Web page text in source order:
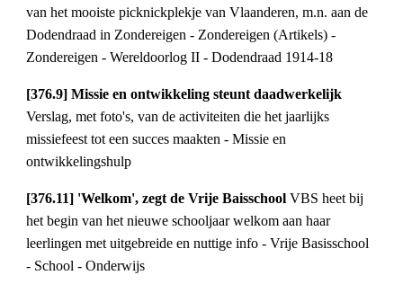
van het mooiste picknickplekje van Vlaanderen, m.n. aan de
Dodendraad in Zondereigen - Zondereigen (Artikels) -
Zondereigen - Wereldoorlog II - Dodendraad 1914-18
[376.9] Missie en ontwikkeling steunt daadwerkelijk
Verslag, met foto's, van de activiteiten die het jaarlijks
missiefeest tot een succes maakten - Missie en
ontwikkelingshulp
[376.11] 'Welkom', zegt de Vrije BaisschoolVBS heet bij
het begin van het nieuwe schooljaar welkom aan haar
leerlingen met uitgebreide en nuttige info - Vrije Basisschool
- School - Onderwijs